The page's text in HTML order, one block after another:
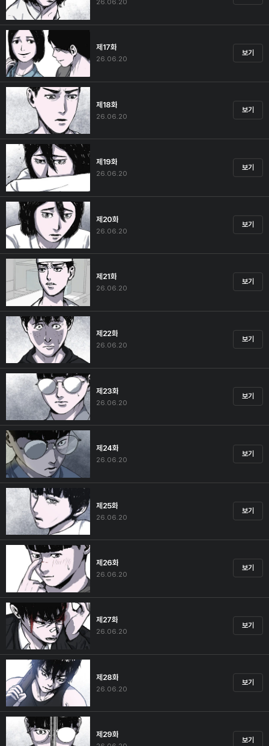
26.06.20
제17화
26.06.20
보기
제18화
26.06.20
보기
제19화
26.06.20
보기
제20화
26.06.20
보기
제21화
26.06.20
보기
제22화
26.06.20
보기
제23화
26.06.20
보기
제24화
26.06.20
보기
제25화
26.06.20
보기
제26화
26.06.20
보기
제27화
26.06.20
보기
제28화
26.06.20
보기
제29화
보기